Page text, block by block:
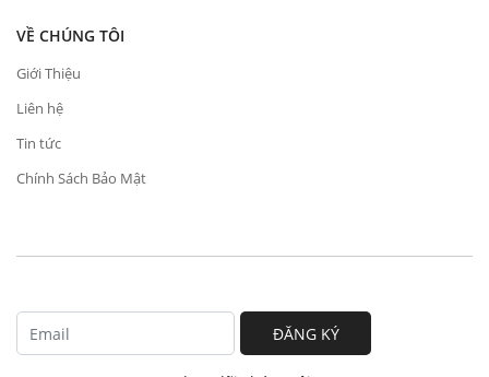
VỀ CHÚNG TÔI
Giới Thiệu
Liên hệ
Tin tức
Chính Sách Bảo Mật
ĐĂNG KÝ